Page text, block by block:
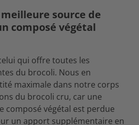
source de
composé végétal
qui offre toutes les
du brocoli. Nous en
maximale dans notre corps
du brocoli cru, car une
composé végétal est perdue
un apport supplémentaire en